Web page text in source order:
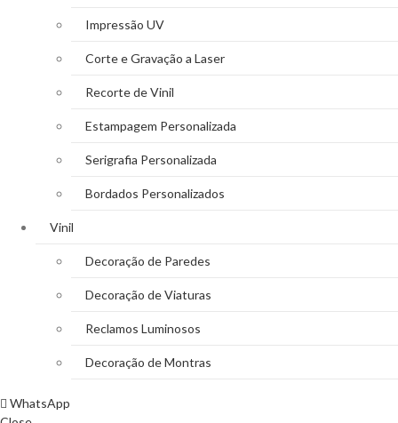
Impressão UV
Corte e Gravação a Laser
Recorte de Vinil
Estampagem Personalizada
Serigrafia Personalizada
Bordados Personalizados
Vinil
Decoração de Paredes
Decoração de Viaturas
Reclamos Luminosos
Decoração de Montras
WhatsApp